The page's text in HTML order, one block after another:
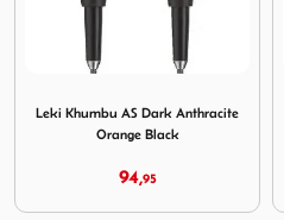
Leki Khumbu AS Dark Anthracite
Orange Black
94,95